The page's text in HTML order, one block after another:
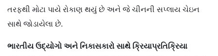
તરફથી મોટા પાયે રોકાણ થયું છે અને જે ચીનની સપ્લાય ચેઇન
સાથે જોડાયેલા છે.
ભારતીય ઉદ્યોગો અને નિકાસકારો સાથે ક્રિયાપ્રતિક્રિયા